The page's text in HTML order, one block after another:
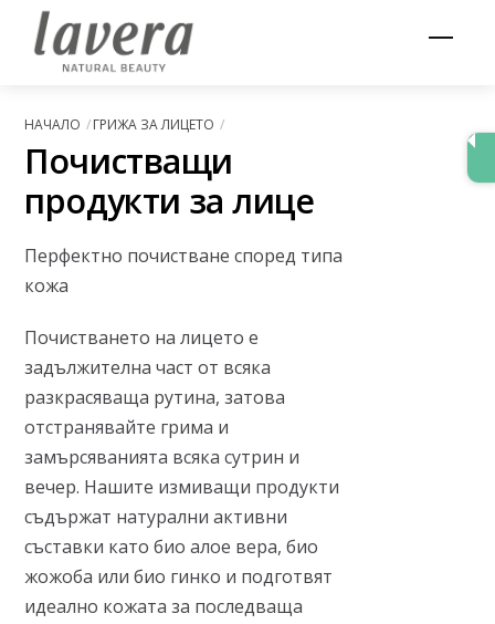
НАЧАЛО ГРИЖА ЗА ЛИЦЕТО
Почистващи
продукти за лице
Перфектно почистване според типа
кожа
Почистването на лицето е
задължителна част от всяка
разкрасяваща рутина, затова
отстранявайте грима и
замърсяванията всяка сутрин и
вечер. Нашите измиващи продукти
съдържат натурални активни
съставки като био алое вера, био
жожоба или био гинко и подготвят
идеално кожата за последваща